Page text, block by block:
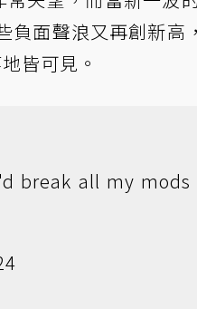
負面聲浪又再創新高
皆可見。
break all my mods